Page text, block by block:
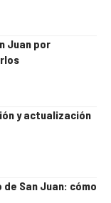
Juan por
y actualización
San Juan: cómo